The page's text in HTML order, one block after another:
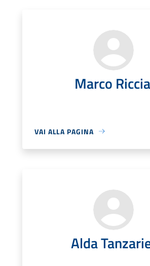
Marco
VAI ALLA PAGINA
Alda